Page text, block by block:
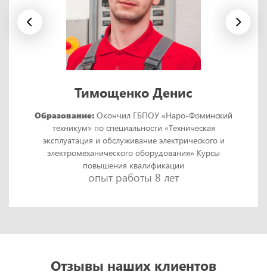
Тимощенко Денис
Образование: Окончил ГБПОУ «Наро-Фоминский
техникум» по специальности «Техническая
эксплуатация и обслуживание электрического и
электромеханического оборудования» Курсы
повышения квалификации
опыт работы 8 лет
Отзывы наших клиентов